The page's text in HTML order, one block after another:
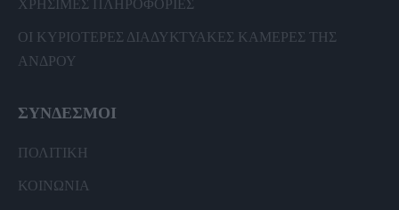
ΧΡΗΣΙΜΕΣ ΠΛΗΡΟΦΟΡΙΕΣ
ΟΙ ΚΥΡΙΟΤΕΡΕΣ ΔΙΑΔΥΚΤΥΑΚΕΣ ΚΑΜΕΡΕΣ ΤΗΣ
ΑΝΔΡΟΥ
ΣΥΝΔΕΣΜΟΙ
ΠΟΛΙΤΙΚΗ
ΚΟΙΝΩΝΙΑ